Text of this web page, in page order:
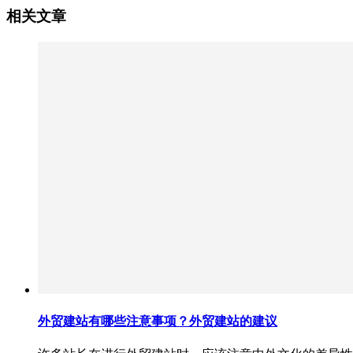
相关文章
外贸建站有哪些注意事项？外贸建站的建议